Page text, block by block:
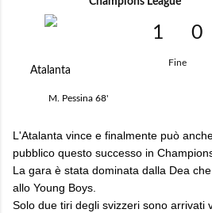
Atalanta
1 0
Fine
M. Pessina 68'
L'Atalanta vince e finalmente può
pubblico questo successo in
La gara è stata dominata dalla Dea
allo Young Boys.
Solo due tiri degli svizzeri sono arrivati